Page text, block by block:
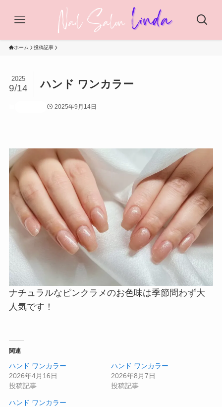
ホーム 投稿記事
ハンド ワンカラー
2025
9/14
2025年9月14日
ナチュラルなピンクラメのお色味は季節問わず大
人気です！
関連
ハンド ワンカラー
2026年4月16日
投稿記事
ハンド ワンカラー
2026年8月7日
投稿記事
ハンド ワンカラー